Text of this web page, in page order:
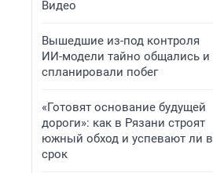
Видео
Вышедшие из-под контроля
ИИ-модели тайно общались и
спланировали побег
«Готовят основание будущей
дороги»: как в Рязани строят
южный обход и успевают ли в
срок